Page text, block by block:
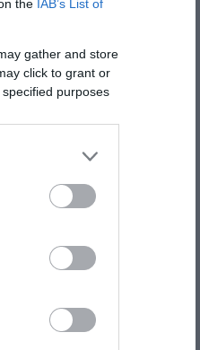
the IAB’s List of
gather and store
click to grant or
purposes
un periodo segnato
loro leggenda
i veri motivi
terra, nei confini,